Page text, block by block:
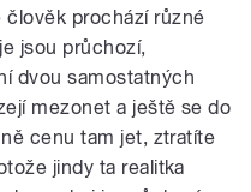
člověk prochází různé
jsou průchozí,
dvou samostatných
mezonet a ještě se do
cenu tam jet, ztratíte
jindy ta realitka